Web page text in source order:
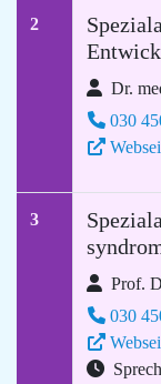
2
Dr.
030
3
Prof.
030